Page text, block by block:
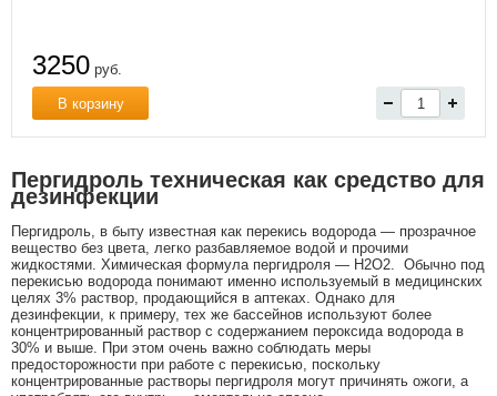
3250 руб.
В корзину
Пергидроль техническая как средство для
дезинфекции
Пергидроль, в быту известная как перекись водорода — прозрачное
вещество без цвета, легко разбавляемое водой и прочими
жидкостями. Химическая формула пергидроля — H2O2. Обычно под
перекисью водорода понимают именно используемый в медицинских
целях 3% раствор, продающийся в аптеках. Однако для
дезинфекции, к примеру, тех же бассейнов используют более
концентрированный раствор с содержанием пероксида водорода в
30% и выше. При этом очень важно соблюдать меры
предосторожности при работе с перекисью, поскольку
концентрированные растворы пергидроля могут причинять ожоги, а